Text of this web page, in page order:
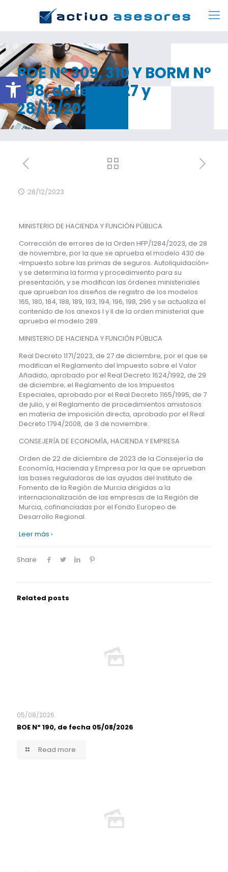
Abrir barra de herramientas
BOE Nº 309, 310 Y BORM Nº
298, de fecha 27 y
28/12/2023
28/12/2023
MINISTERIO DE HACIENDA Y FUNCIÓN PÚBLICA
Corrección de errores de la Orden HFP/1284/2023, de 28
de noviembre, por la que se aprueba el modelo 430 de
«Impuesto sobre las primas de seguros. Autoliquidación»
y se determina la forma y procedimiento para su
presentación, y se modifican las órdenes ministeriales
que aprueban los diseños de registro de los modelos
165, 180, 184, 188, 189, 193, 194, 196, 198, 296 y se actualiza el
contenido de los anexos I y II de la orden ministerial que
aprueba el modelo 289.
MINISTERIO DE HACIENDA Y FUNCIÓN PÚBLICA
Real Decreto 1171/2023, de 27 de diciembre, por el que se
modifican el Reglamento del Impuesto sobre el Valor
Añadido, aprobado por el Real Decreto 1624/1992, de 29
de diciembre; el Reglamento de los Impuestos
Especiales, aprobado por el Real Decreto 1165/1995, de 7
de julio, y el Reglamento de procedimientos amistosos
en materia de imposición directa, aprobado por el Real
Decreto 1794/2008, de 3 de noviembre.
CONSEJERÍA DE ECONOMÍA, HACIENDA Y EMPRESA
Orden de 22 de diciembre de 2023 de la Consejería de
Economía, Hacienda y Empresa por la que se aprueban
las bases reguladoras de las ayudas del Instituto de
Fomento de la Región de Murcia dirigidas a la
internacionalización de las empresas de la Región de
Murcia, cofinanciadas por el Fondo Europeo de
Desarrollo Regional.
Leer más ›
Share
Related posts
05/08/2026
BOE Nº 190, de fecha 05/08/2026
Read more